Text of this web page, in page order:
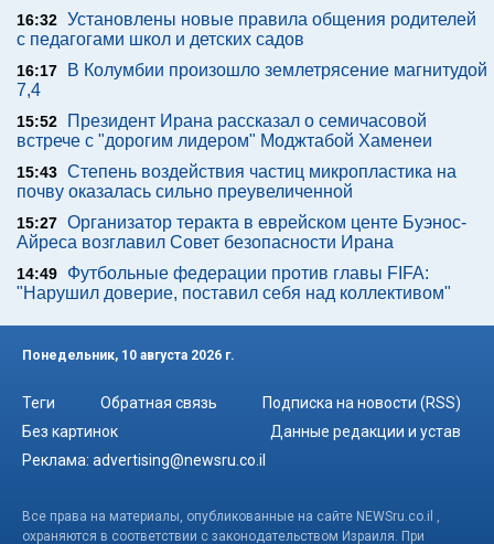
16:32 Установлены новые правила общения родителей
с педагогами школ и детских садов
16:17
В Колумбии произошло землетрясение магнитудой
7,4
15:52
Президент Ирана рассказал о семичасовой
встрече с "дорогим лидером" Моджтабой Хаменеи
15:43 Степень воздействия частиц микропластика на
почву оказалась сильно преувеличенной
15:27 Организатор теракта в еврейском центе Буэнос-
Айреса возглавил Совет безопасности Ирана
14:49
Футбольные федерации против главы FIFA:
"Нарушил доверие, поставил себя над коллективом"
Понедельник, 10 августа 2026 г.
Теги Обратная связь
Подписка на новости (RSS)
Без картинок
Данные редакции и устав
Реклама: advertising@newsru.co.il
Все права на материалы, опубликованные на сайте NEWSru.co.il ,
охраняются в соответствии с законодательством Израиля. При